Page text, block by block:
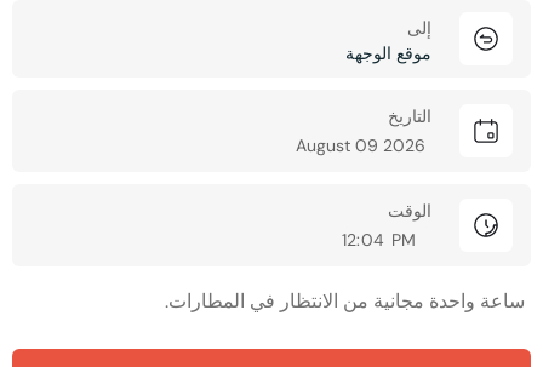
إلى
التاريخ
الوقت
ساعة واحدة مجانية من الانتظار في المطارات.